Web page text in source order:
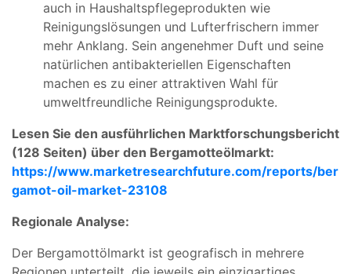
auch in Haushaltspflegeprodukten wie
Reinigungslösungen und Lufterfrischern immer
mehr Anklang. Sein angenehmer Duft und seine
natürlichen antibakteriellen Eigenschaften
machen es zu einer attraktiven Wahl für
umweltfreundliche Reinigungsprodukte.
Lesen Sie den ausführlichen Marktforschungsbericht
(128 Seiten) über den Bergamotteölmarkt:
https://www.marketresearchfuture.com/reports/ber
gamot-oil-market-23108
Regionale Analyse:
Der Bergamottölmarkt ist geografisch in mehrere